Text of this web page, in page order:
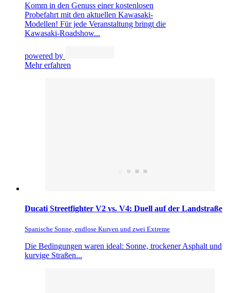
Komm in den Genuss einer kostenlosen
Probefahrt mit den aktuellen Kawasaki-
Modellen! Für jede Veranstaltung bringt die
Kawasaki-Roadshow...
powered by
Mehr erfahren
Ducati Streetfighter V2 vs. V4: Duell auf der Landstraße
Spanische Sonne, endlose Kurven und zwei Extreme
Die Bedingungen waren ideal: Sonne, trockener Asphalt und
kurvige Straßen...